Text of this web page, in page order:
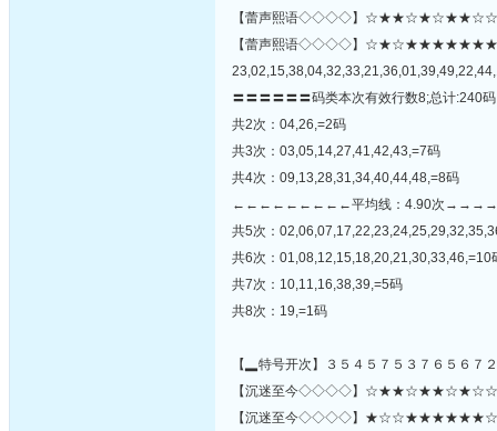
【蕾声熙语◇◇◇◇】
【蕾声熙语◇◇◇◇】
〓〓〓〓〓〓码类本次有效行数8;总计:240
共2次：04,26,=2码
共3次：03,05,14,27,41,42,43,=7码
共4次：09,13,28,31,34,40,44,48,=8码
←←←←←←←←←平均线：4.90次
共5次：
共6次：01,08,12,15,18,20,21,30,33,46,=10
共7次：10,11,16,38,39,=5码
共8次：19,=1码
【▂特号开次】３５４５７５３７６５６７
【沉迷至今◇◇◇◇】
【沉迷至今◇◇◇◇】